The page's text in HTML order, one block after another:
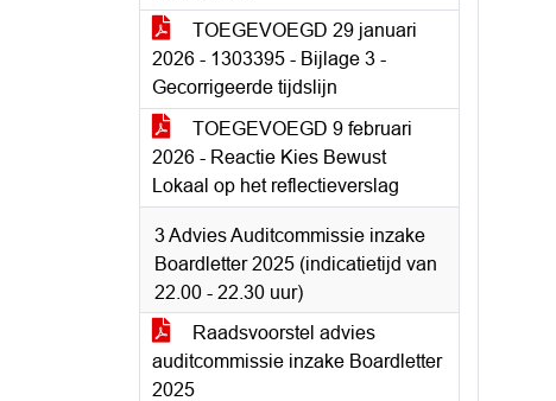
TOEGEVOEGD 29 januari
2026 - 1303395 - Bijlage 3 -
Gecorrigeerde tijdslijn
TOEGEVOEGD 9 februari
2026 - Reactie Kies Bewust
Lokaal op het reflectieverslag
3 Advies Auditcommissie inzake
Boardletter 2025 (indicatietijd van
22.00 - 22.30 uur)
Raadsvoorstel advies
auditcommissie inzake Boardletter
2025